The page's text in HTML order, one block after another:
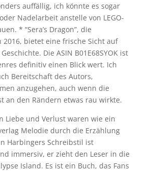
auffällig, ich könnte es sogar
Nadelarbeit anstelle von LEGO-
* “Sera’s Dragon”, die
2016, bietet eine frische Sicht auf
Die ASIN B01E68SYOK ist
definitiv einen Blick wert. Ich
Bereitschaft des Autors,
anzugehen, auch wenn die
an den Rändern etwas rau wirkte.
Liebe und Verlust waren wie ein
Melodie durch die Erzählung
Harbingers Schreibstil ist
immersiv, er zieht den Leser in die
Island. Es ist ein Buch, das Fans